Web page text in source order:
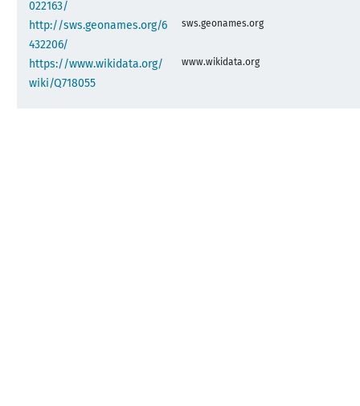
022163/
http://sws.geonames.org/6
432206/
sws.geonames.org
https://www.wikidata.org/
wiki/Q718055
www.wikidata.org